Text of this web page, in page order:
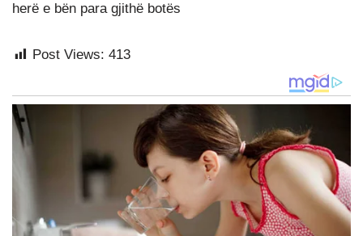
herë e bën para gjithë botës
Post Views: 413